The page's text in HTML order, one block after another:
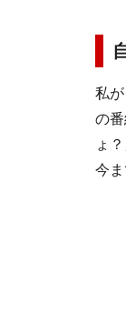
私
の
ょ
今